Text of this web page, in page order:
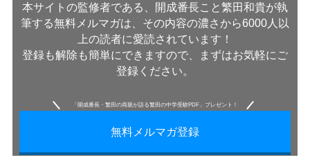
本サイトの監修者である、開成番長こと繁田和貴が執
筆する無料メルマガは、その内容の濃さから6000人以
上の読者に愛読されています！
登録も解除も簡単にできますので、まずはお気軽にご
登録ください。
「開成番長・繁田の両親が語る繁田の中学受験PDF」プレゼント！
無料メルマガ登録